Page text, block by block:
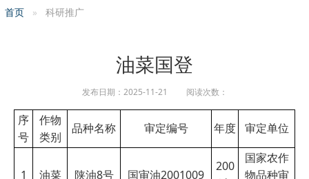
首页 科研推广
油菜国登
发布日期：2025-11-21 阅读次数：
序
号
作物
类别
品种名称 审定编号 年度 审定单位
1 油菜 陕油8号 国审油2001009
200
国家农作
物品种审